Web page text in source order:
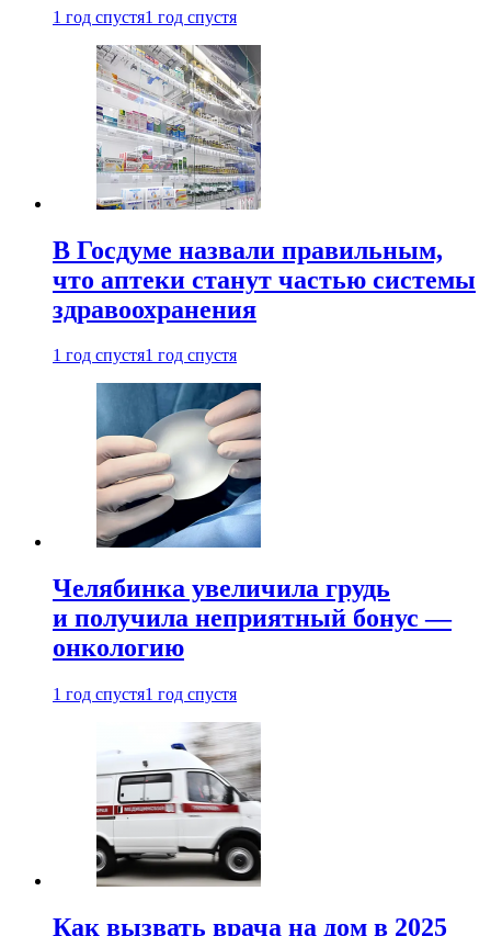
1 год спустя1 год спустя
В Госдуме назвали правильным,
что аптеки станут частью системы
здравоохранения
1 год спустя1 год спустя
Челябинка увеличила грудь
и получила неприятный бонус —
онкологию
1 год спустя1 год спустя
Как вызвать врача на дом в 2025